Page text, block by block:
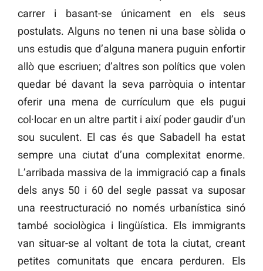
carrer i basant-se únicament en els seus
postulats. Alguns no tenen ni una base sòlida o
uns estudis que d’alguna manera puguin enfortir
allò que escriuen; d’altres son polítics que volen
quedar bé davant la seva parròquia o intentar
oferir una mena de currículum que els pugui
col·locar en un altre partit i així poder gaudir d’un
sou suculent. El cas és que Sabadell ha estat
sempre una ciutat d’una complexitat enorme.
L’arribada massiva de la immigració cap a finals
dels anys 50 i 60 del segle passat va suposar
una reestructuració no només urbanística sinó
també sociològica i lingüística. Els immigrants
van situar-se al voltant de tota la ciutat, creant
petites comunitats que encara perduren. Els